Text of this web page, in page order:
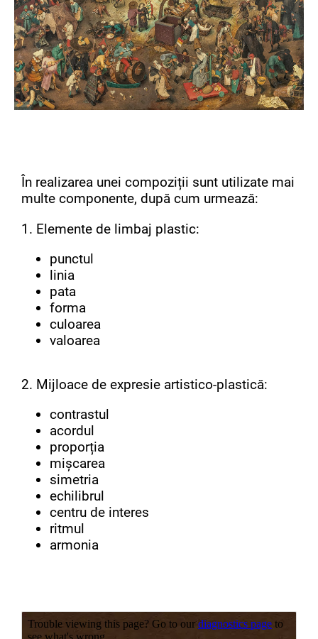
În realizarea unei compoziții sunt utilizate mai
multe componente, după cum urmează:
1. Elemente de limbaj plastic:
punctul
linia
pata
forma
culoarea
valoarea
2. Mijloace de expresie artistico-plastică:
contrastul
acordul
proporția
mișcarea
simetria
echilibrul
centru de interes
ritmul
armonia